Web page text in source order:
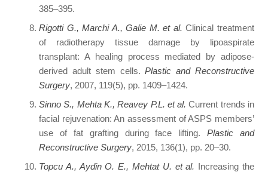
385–395.
Rigotti G., Marchi A., Galie M. et al. Clinical treatment
of radiotherapy tissue damage by lipoaspirate
transplant: A healing process mediated by adipose-
derived adult stem cells.Plastic and Reconstructive
Surgery, 2007, 119(5), pp. 1409–1424.
Sinno S., Mehta K., Reavey P.L. et al. Current trends in
facial rejuvenation: An assessment of ASPS members’
use of fat grafting during face lifting.Plastic and
Reconstructive Surgery, 2015, 136(1), pp. 20–30.
Topcu A., Aydin O. E., Mehtat U. et al. Increasing the